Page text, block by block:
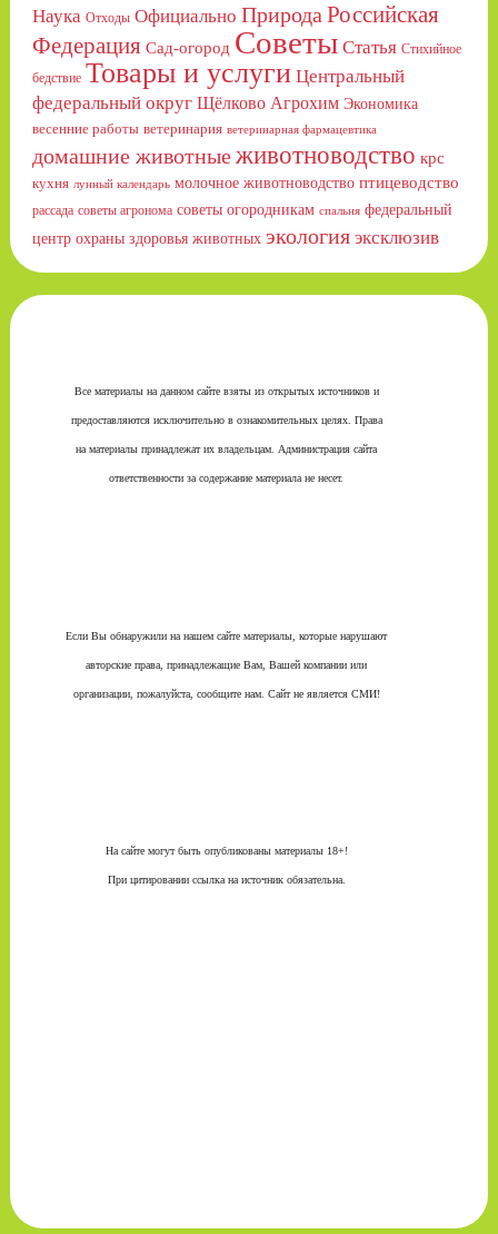
Наука Отходы Официально Природа Российская
Федерация Сад-огород Советы Статья Стихийное
бедствие Товары и услуги Центральный
федеральный округ Щёлково Агрохим Экономика
весенние работы ветеринария ветеринарная фармацевтика
домашние животныеживотноводство крс
кухня лунный календарь молочное животноводство птицеводство
рассада советы агронома советы огородникам спальня федеральный
центр охраны здоровья животных экология эксклюзив
Все материалы на данном сайте взяты из открытых источников и
предоставляются исключительно в ознакомительных целях. Права
на материалы принадлежат их владельцам. Администрация сайта
ответственности за содержание материала не несет.
Если Вы обнаружили на нашем сайте материалы, которые нарушают
авторские права, принадлежащие Вам, Вашей компании или
организации, пожалуйста, сообщите нам. Сайт не является СМИ!
На сайте могут быть опубликованы материалы 18+!
При цитировании ссылка на источник обязательна.